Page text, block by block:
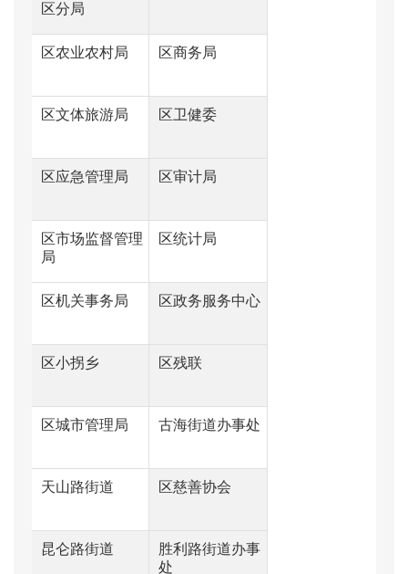
区分局
区农业农村局 区商务局
区文体旅游局 区卫健委
区应急管理局 区审计局
区市场监督管理
局
区统计局
区机关事务局 区政务服务中心
区小拐乡 区残联
区城市管理局 古海街道办事处
天山路街道 区慈善协会
昆仑路街道
胜利路街道办事
处